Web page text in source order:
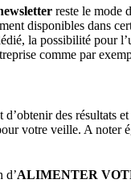
pilotées par
reste le mode
disponibles dans
la possibilité pour
comme par
des résultats
votre veille. A noter
d’ALIMENTER